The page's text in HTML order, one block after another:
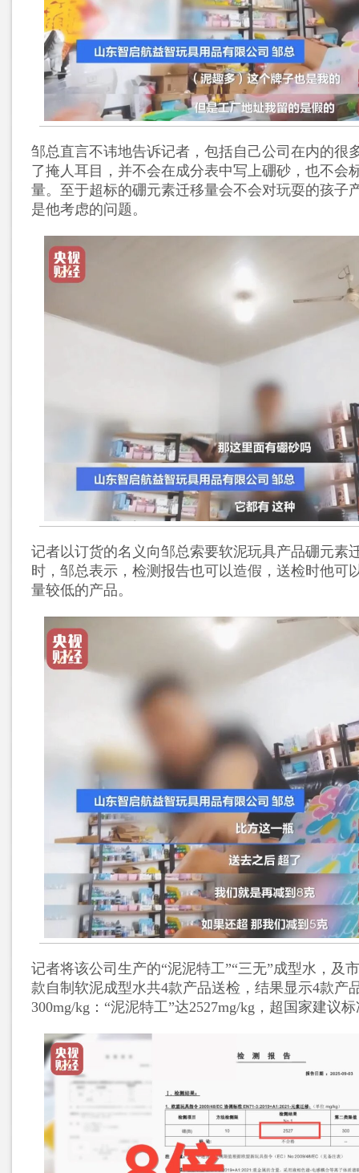
邹总直言不讳地告诉记者，包括自己公司在内的很
了掩人耳目，并不会在成分表中写上硼砂，也不会
量。至于超标的硼元素迁移量会不会对玩耍的孩子
是他考虑的问题。
记者以订货的名义向邹总索要软泥玩具产品硼元素
时，邹总表示，检测报告也可以造假，送检时他可
量较低的产品。
记者将该公司生产的“泥泥特工”“三无”成型水，及
款自制软泥成型水共4款产品送检，结果显示4款产
300mg/kg：“泥泥特工”达2527mg/kg，超国家建议